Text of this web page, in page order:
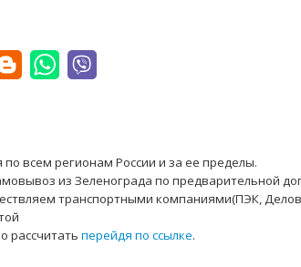
всем регионам России и за ее пределы.
из Зеленограда по предварительной
транспортными компаниями(ПЭК,
рассчитать перейдя по ссылке.